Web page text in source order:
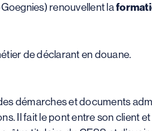
renouvellent la
de déclarant en douane.
démarches et documents
Il fait le pont entre son client